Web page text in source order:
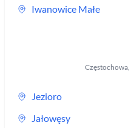
Iwanowice Małe
Częstochowa,
Jezioro
Jałowęsy